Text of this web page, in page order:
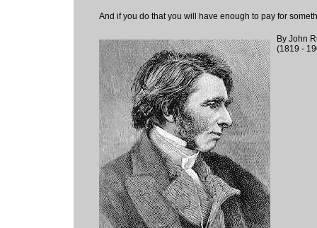
And if you do that you will have enough to pay for
By John
(1819 -